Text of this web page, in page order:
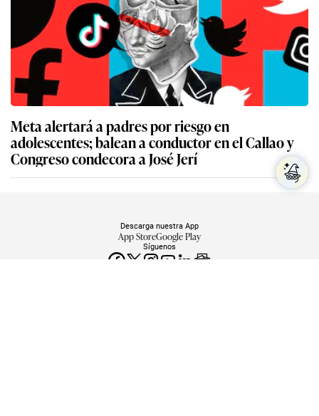
Meta alertará a padres por riesgo en
adolescentes; balean a conductor en el Callao y
Congreso condecora a José Jerí
Síguenos
App StoreGoogle Play
Empresa Editora El Comercio. Calle Paracas #532, Pueblo Libre. Copyright ©
Elcomercio.pe. Grupo El Comercio — Todos los derechos reservados